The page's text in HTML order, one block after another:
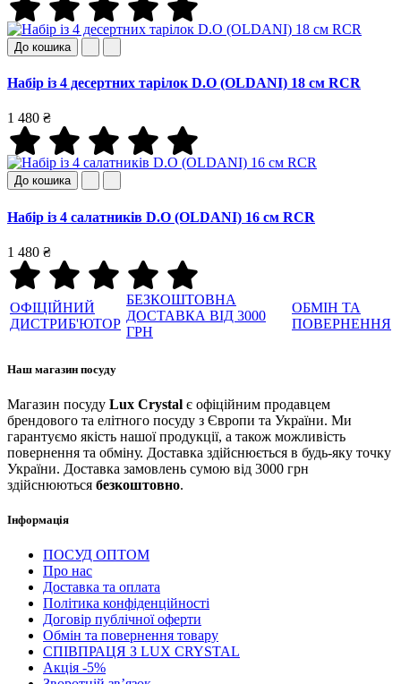
До кошика
Набір із 4 десертних тарілок D.O (OLDANI) 18 см RCR
1 480 ₴
До кошика
Набір із 4 салатників D.O (OLDANI) 16 см RCR
1 480 ₴
ОФІЦІЙНИЙ
ДИСТРИБ'ЮТОР
БЕЗКОШТОВНА
ДОСТАВКА ВІД 3000
ГРН
ОБМІН ТА
ПОВЕРНЕННЯ
Наш магазин посуду
Магазин посуду Lux Crystal є офіційним продавцем
брендового та елітного посуду з Європи та України. Ми
гарантуємо якість нашої продукції, а також можливість
повернення та обміну. Доставка здійснюється в будь-яку точку
України. Доставка замовлень сумою від 3000 грн
здійснюються безкоштовно.
Інформація
ПОСУД ОПТОМ
Про нас
Доставка та оплата
Політика конфіденційності
Договір публічної оферти
Обмін та повернення товару
СПІВПРАЦЯ З LUX CRYSTAL
Акція -5%